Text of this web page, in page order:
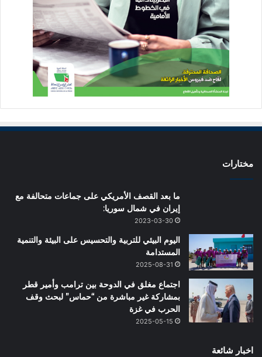
مختارات
ما بعد القصف الأمريكي على جماعات متحالفة مع
إيران في شمال سوريا:
2023-03-30
اليوم البيئي للتربية والتحسيس على البيئة والتنمية
المستدامة
2025-08-31
اجتماع مغلق في الدوحة بين ترامب وأمير قطر
بمشاركة غير مباشرة من “حماس” لبحث وقف
الحرب في غزة
2025-05-15
اخبار شائعة